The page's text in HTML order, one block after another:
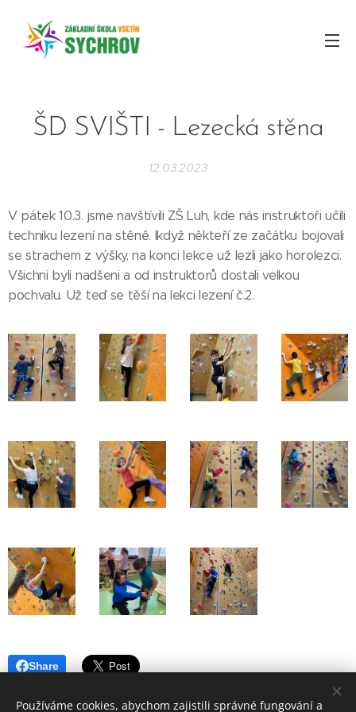
ŠD SVIŠTI - Lezecká stěna
12.03.2023
V pátek 10.3. jsme navštívili ZŠ Luh, kde nás instruktoři učili
techniku lezení na stěně. Ikdyž někteří ze začátku bojovali
se strachem z výšky, na konci lekce už lezli jako horolezci.
Všichni byli nadšeni a od instruktorů dostali velkou
pochvalu. Už teď se těší na lekci lezení č.2.
Share
Používáme cookies, abychom zajistili správné fungování a